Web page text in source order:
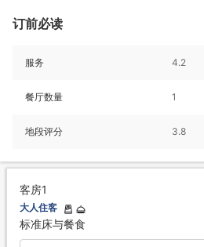
订前必读
服务 4.2
餐厅数量 1
地段评分 3.8
客房1
大人住客
标准床与餐食